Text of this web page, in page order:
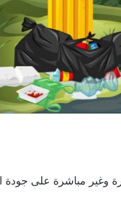
وغير مباشرة على جودة